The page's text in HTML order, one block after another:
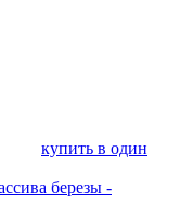
купить в один